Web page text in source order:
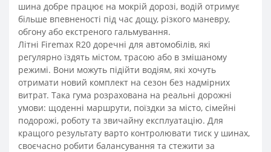
шина добре працює на мокрій дорозі, водій отримує
більше впевненості під час дощу, різкого маневру,
обгону або екстреного гальмування.
Літні Firemax R20 доречні для автомобілів, які
регулярно їздять містом, трасою або в змішаному
режимі. Вони можуть підійти водіям, які хочуть
отримати новий комплект на сезон без надмірних
витрат. Така гума розрахована на реальні дорожні
умови: щоденні маршрути, поїздки за місто, сімейні
подорожі, роботу та звичайну експлуатацію. Для
кращого результату варто контролювати тиск у шинах,
своєчасно робити балансування та стежити за